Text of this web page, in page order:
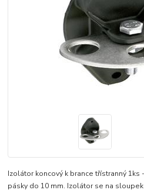
Izolátor koncový k brance třístranný 1ks
pásky do 10 mm. Izolátor se na